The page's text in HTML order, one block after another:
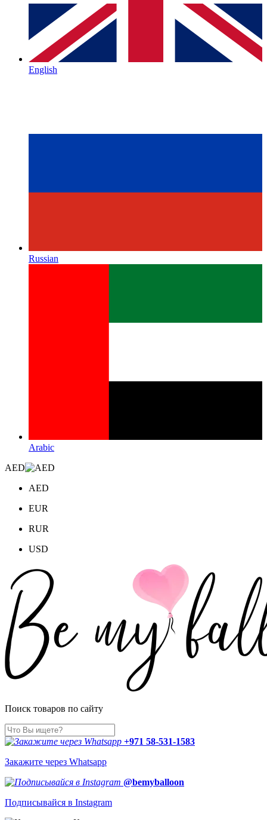
English
Russian
Arabic
AED
AED
EUR
RUR
USD
Поиск товаров по сайту
+971 58-531-1583
Закажите через Whatsapp
@bemyballoon
Подписывайся в Instagram